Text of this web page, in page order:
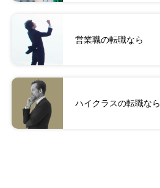
営業職の転職なら
ハイクラスの転職なら